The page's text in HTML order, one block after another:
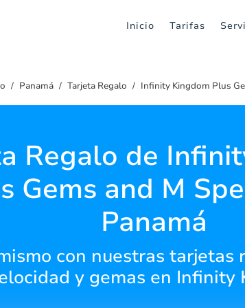
Inicio Tarifas
Panamá Tarjeta Regalo Infinity Kingdom Plus
Regalo de
Gems and M
Panamá
con nuestras tarjetas
y gemas en Infinity